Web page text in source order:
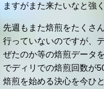
ますがまた来たいなと強
先週もまた焙煎をたくさ
行っていないのですが、
ぜたのか等の焙煎データ
でディリでの焙煎回数が
焙煎を始める決心を今ひ